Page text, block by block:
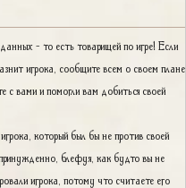
- то есть товарищей по игре! Если
игрока, сообщите всем о своем плане
с вами и помогли вам добиться своей
который был бы не против своей
блефуя, как будто вы не
игрока, потому что считаете его